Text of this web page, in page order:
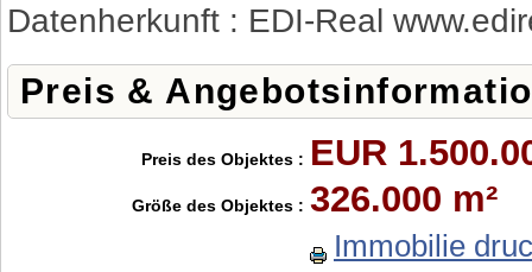
Datenherkunft : EDI-Real
Preis &
Preis des Objektes : EUR
Größe des Objektes : 326.000 m²
Immobilie